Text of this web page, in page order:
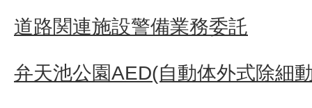
道路関連施設警備業務委託
弁天池公園AED(自動体外式除細